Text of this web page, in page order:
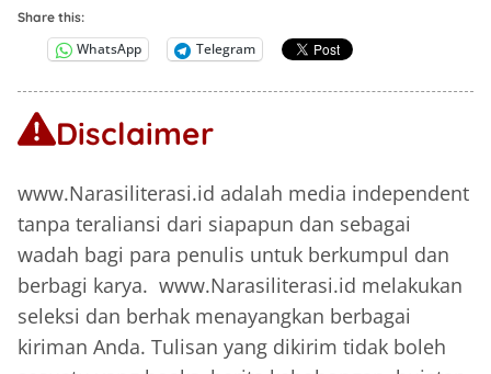
Share this:
WhatsApp Telegram
Disclaimer
www.Narasiliterasi.id adalah media independent
tanpa teraliansi dari siapapun dan sebagai
wadah bagi para penulis untuk berkumpul dan
berbagi karya. www.Narasiliterasi.id melakukan
seleksi dan berhak menayangkan berbagai
kiriman Anda. Tulisan yang dikirim tidak boleh